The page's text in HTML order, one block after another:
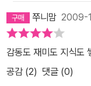
쭈니맘 2009-
감동도 재미도 지식도
공감 (2) 댓글 (0)